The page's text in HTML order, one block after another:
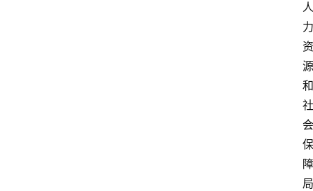
人
力
资
源
和
社
会
保
障
局